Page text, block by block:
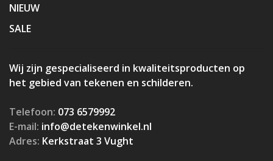
NIEUW
SALE
Wij zijn gespecialiseerd in kwaliteitsproducten op
het gebied van tekenen en schilderen.
Telefoon: 073 6579992
E-mail: info@detekenwinkel.nl
Adres: Kerkstraat 3 Vught